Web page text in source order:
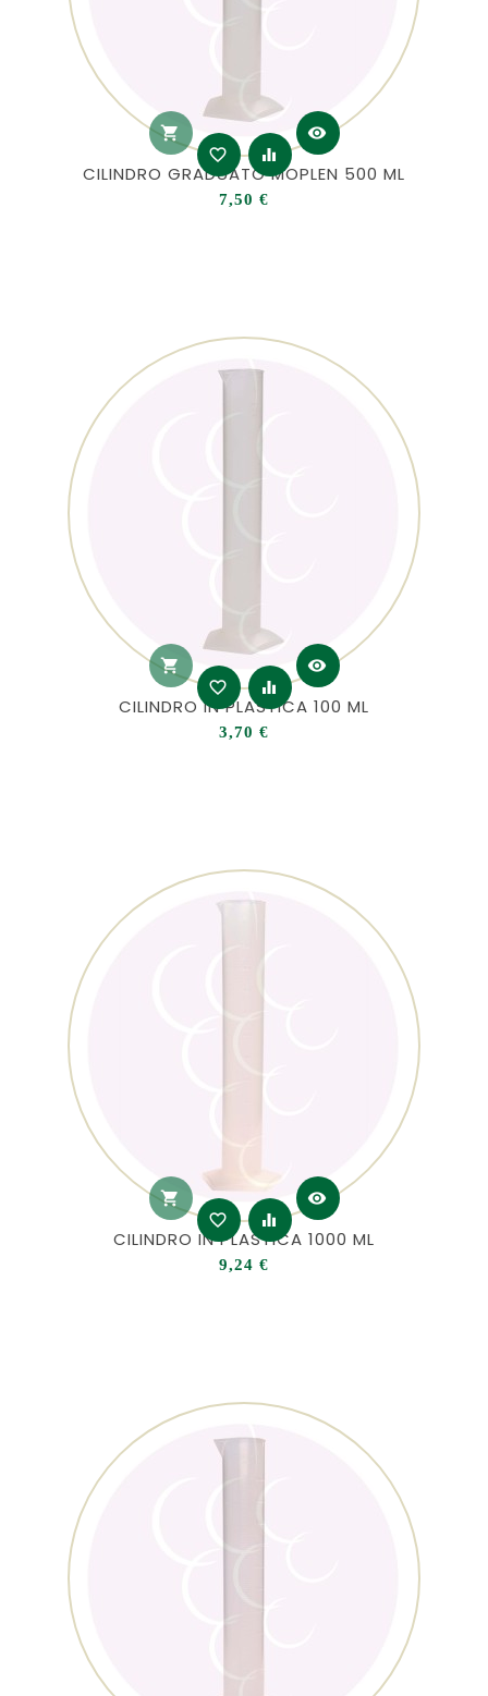
shopping_cart
favorite_border
equalizer
visibility
CILINDRO GRADUATO MOPLEN 500 ML
7,50 €
shopping_cart
favorite_border
equalizer
visibility
CILINDRO IN PLASTICA 100 ML
3,70 €
shopping_cart
favorite_border
equalizer
visibility
CILINDRO IN PLASTICA 1000 ML
9,24 €